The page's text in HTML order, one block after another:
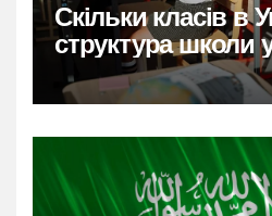
Скільки класів в
структура школи